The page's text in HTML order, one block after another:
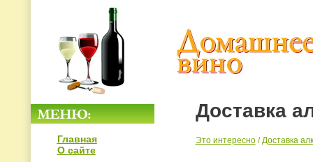
Главная
О сайте
Доставка
Это интересно/ Доставка